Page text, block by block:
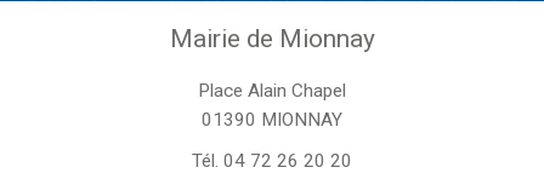
Mairie de Mionnay
Place Alain Chapel
01390 MIONNAY
Tél. 04 72 26 20 20